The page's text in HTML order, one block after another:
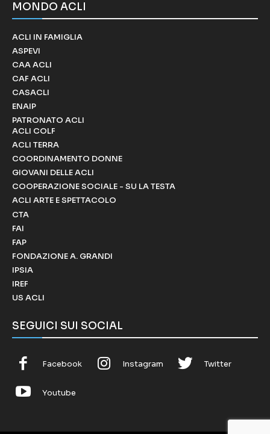
MONDO ACLI
ACLI IN FAMIGLIA
ASPEVI
CAA ACLI
CAF ACLI
CASACLI
ENAIP
PATRONATO ACLI
ACLI COLF
ACLI TERRA
COORDINAMENTO DONNE
GIOVANI DELLE ACLI
COOPERAZIONE SOCIALE - SU LA TESTA
ACLI ARTE E SPETTACOLO
CTA
FAI
FAP
FONDAZIONE A. GRANDI
IPSIA
IREF
US ACLI
SEGUICI SUI SOCIAL
Facebook Instagram Twitter
Youtube